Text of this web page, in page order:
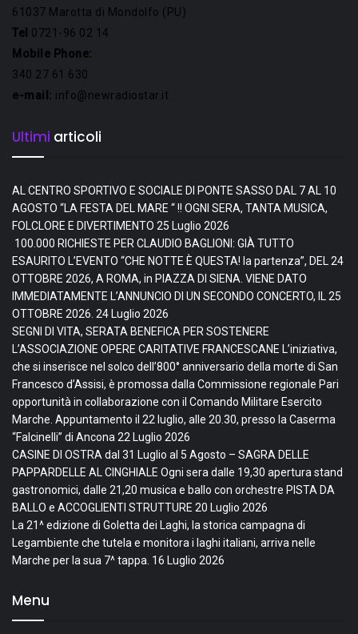
61037 Marotta di Mondolfo (PU)
Tel 0721-96 02 14
Mobile Phone:
340 27 61 630
e-mail: info@newradiostar.it
Ultimi articoli
AL CENTRO SPORTIVO E SOCIALE DI PONTE SASSO DAL 7 AL 10
AGOSTO “LA FESTA DEL MARE “ !! OGNI SERA, TANTA MUSICA,
FOLCLORE E DIVERTIMENTO 25 Luglio 2026
100.000 RICHIESTE PER CLAUDIO BAGLIONI: GIÀ TUTTO
ESAURITO L’EVENTO “CHE NOTTE È QUESTA! la partenza”, DEL 24
OTTOBRE 2026, A ROMA, in PIAZZA DI SIENA. VIENE DATO
IMMEDIATAMENTE L’ANNUNCIO DI UN SECONDO CONCERTO, IL 25
OTTOBRE 2026. 24 Luglio 2026
SEGNI DI VITA, SERATA BENEFICA PER SOSTENERE
L’ASSOCIAZIONE OPERE CARITATIVE FRANCESCANE L’iniziativa,
che si inserisce nel solco dell’800° anniversario della morte di San
Francesco d’Assisi, è promossa dalla Commissione regionale Pari
opportunità in collaborazione con il Comando Militare Esercito
Marche. Appuntamento il 22 luglio, alle 20.30, presso la Caserma
“Falcinelli” di Ancona 22 Luglio 2026
CASINE DI OSTRA dal 31 Luglio al 5 Agosto – SAGRA DELLE
PAPPARDELLE AL CINGHIALE Ogni sera dalle 19,30 apertura stand
gastronomici, dalle 21,20 musica e ballo con orchestre PISTA DA
BALLO e ACCOGLIENTI STRUTTURE 20 Luglio 2026
La 21^ edizione di Goletta dei Laghi, la storica campagna di
Legambiente che tutela e monitora i laghi italiani, arriva nelle
Marche per la sua 7^ tappa. 16 Luglio 2026
Menu